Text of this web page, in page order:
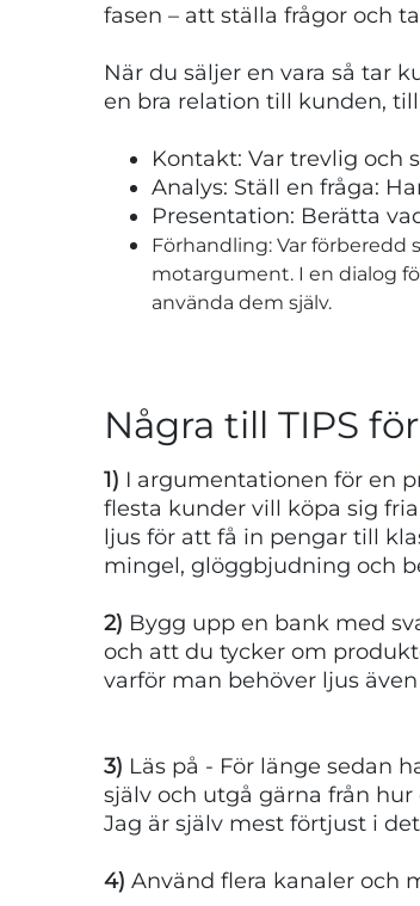
fasen – att ställa frågor och
När du säljer en vara så tar
en bra relation till kunden,
Kontakt: Var trevlig och
Analys: Ställ en fråga:
Presentation: Berätta
Förhandling: Var förberedd
motargument. I en dialog
använda dem själv.
Några till TIPS
1) I argumentationen för en
flesta kunder vill köpa sig
ljus för att få in pengar till
mingel, glöggbjudning och
2) Bygg upp en bank med
och att du tycker om
varför man behöver ljus
3) Läs på - För länge sedan
själv och utgå gärna från hur
Jag är själv mest förtjust i
4) Använd flera kanaler och